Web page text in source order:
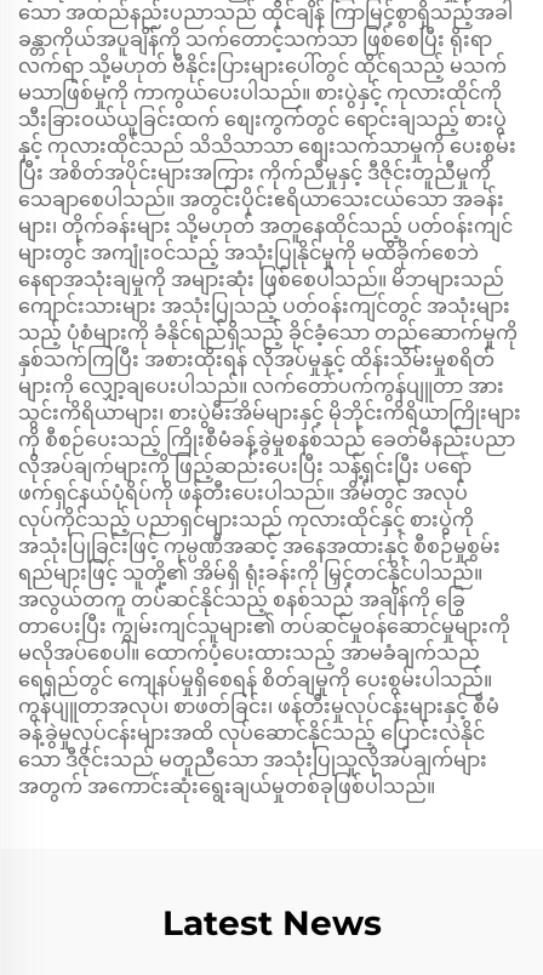
သော အထည်နည်းပညာသည် ထိုင်ချိန် ကြာမြင့်စွာရှိသည့်အခါ
ခန္တာကိုယ်အပူချိန်ကို သက်တောင့်သက်သာ ဖြစ်စေပြီး ရိုးရာ
လက်ရာ သို့မဟုတ် ဗီနိုင်းပြားများပေါ်တွင် ထိုင်ရသည့် မသက်
မသာဖြစ်မှုကို ကာကွယ်ပေးပါသည်။ စားပွဲနှင့် ကုလားထိုင်ကို
သီးခြားဝယ်ယူခြင်းထက် စျေးကွက်တွင် ရောင်းချသည့် စားပွဲ
နှင့် ကုလားထိုင်သည် သိသိသာသာ စျေးသက်သာမှုကို ပေးစွမ်း
ပြီး အစိတ်အပိုင်းများအကြား ကိုက်ညီမှုနှင့် ဒီဇိုင်းတူညီမှုကို
သေချာစေပါသည်။ အတွင်းပိုင်းဧရိယာသေးငယ်သော အခန်း
များ၊ တိုက်ခန်းများ သို့မဟုတ် အတူနေထိုင်သည့် ပတ်ဝန်းကျင်
များတွင် အကျုံးဝင်သည့် အသုံးပြုနိုင်မှုကို မထိခိုက်စေဘဲ
နေရာအသုံးချမှုကို အများဆုံး ဖြစ်စေပါသည်။ မိဘများသည်
ကျောင်းသားများ အသုံးပြုသည့် ပတ်ဝန်းကျင်တွင် အသုံးများ
သည့် ပုံစံများကို ခံနိုင်ရည်ရှိသည့် ခိုင်ခံ့သော တည်ဆောက်မှုကို
နှစ်သက်ကြပြီး အစားထိုးရန် လိုအပ်မှုနှင့် ထိန်းသိမ်းမှုစရိတ်
များကို လျှော့ချပေးပါသည်။ လက်တော်ပက်ကွန်ပျူတာ အား
သွင်းကိရိယာများ၊ စားပွဲမီးအိမ်များနှင့် မိုဘိုင်းကိရိယာကြိုးများ
ကို စီစဉ်ပေးသည့် ကြိုးစီမံခန့်ခွဲမှုစနစ်သည် ခေတ်မီနည်းပညာ
လိုအပ်ချက်များကို ဖြည့်ဆည်းပေးပြီး သန့်ရှင်းပြီး ပရော်
ဖက်ရှင်နယ်ပုံရိပ်ကို ဖန်တီးပေးပါသည်။ အိမ်တွင် အလုပ်
လုပ်ကိုင်သည့် ပညာရှင်များသည် ကုလားထိုင်နှင့် စားပွဲကို
အသုံးပြုခြင်းဖြင့် ကုမ္ပဏီအဆင့် အနေအထားနှင့် စီစဉ်မှုစွမ်း
ရည်များဖြင့် သူတို့၏ အိမ်ရှိ ရုံးခန်းကို မြှင့်တင်နိုင်ပါသည်။
အလွယ်တကူ တပ်ဆင်နိုင်သည့် စနစ်သည် အချိန်ကို ခြွေ
တာပေးပြီး ကျွမ်းကျင်သူများ၏ တပ်ဆင်မှုဝန်ဆောင်မှုများကို
မလိုအပ်စေပါ။ ထောက်ပံ့ပေးထားသည့် အာမခံချက်သည်
ရေရှည်တွင် ကျေနပ်မှုရှိစေရန် စိတ်ချမှုကို ပေးစွမ်းပါသည်။
ကွန်ပျူတာအလုပ်၊ စာဖတ်ခြင်း၊ ဖန်တီးမှုလုပ်ငန်းများနှင့် စီမံ
ခန့်ခွဲမှုလုပ်ငန်းများအထိ လုပ်ဆောင်နိုင်သည့် ပြောင်းလဲနိုင်
သော ဒီဇိုင်းသည် မတူညီသော အသုံးပြုသူလိုအပ်ချက်များ
အတွက် အကောင်းဆုံးရွေးချယ်မှုတစ်ခုဖြစ်ပါသည်။
Latest News